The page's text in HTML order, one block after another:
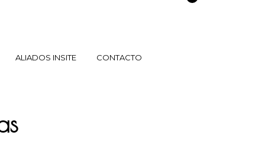
ALIADOS INSITE CONTACTO